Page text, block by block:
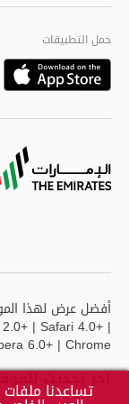
مراكز خدمة أبوظبى
حمل التطبيقات
Google
برعاية
| Safari 4.0+ |
6.0+ | Chrome
آخر تحديث
تساعدنا